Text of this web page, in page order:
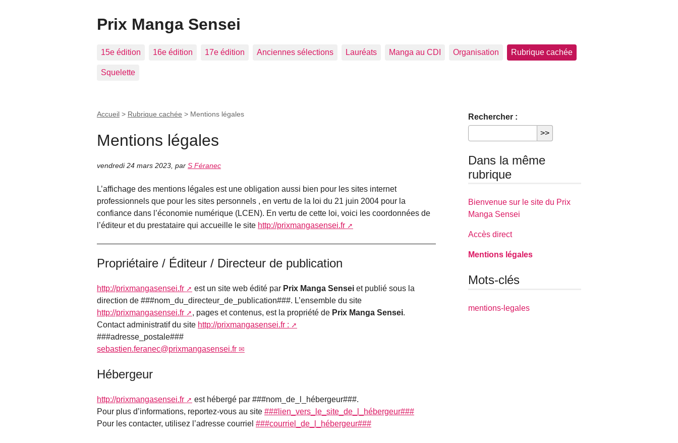
Prix Manga Sensei
15e édition 16e édition 17e édition Anciennes sélections Lauréats Manga au CDI Organisation Rubrique cachée
Squelette
Accueil > Rubrique cachée > Mentions légales
Mentions légales
vendredi 24 mars 2023 par S Féranec
L’affichage des mentions légales est une obligation aussi bien pour les sites internet
professionnels que pour les sites personnels , en vertu de la loi du 21 juin 2004 pour la
confiance dans l’économie numérique (LCEN). En vertu de cette loi, voici les coordonnées de
l’éditeur et du prestataire qui accueille le site http://prixmangasensei.fr
Propriétaire / Éditeur / Directeur de publication
http://prixmangasensei.fr est un site web édité par Prix Manga Sensei et publié sous la
direction de ###nom_du_directeur_de_publication###. L’ensemble du site
http://prixmangasensei.fr
, pages et contenus, est la propriété de Prix Manga Sensei.
Contact administratif du site http://prixmangasensei.fr :
###adresse_postale###
sebastien.feranec@prixmangasensei.fr
Hébergeur
http://prixmangasensei.fr
est hébergé par ###nom_de_l_hébergeur###.
Pour plus d’informations, reportez-vous au site ###lien_vers_le_site_de_l_hébergeur###
Pour les contacter, utilisez l’adresse courriel ###courriel_de_l_hébergeur###
Rechercher :
Dans la même
rubrique
Bienvenue sur le site du Prix
Manga Sensei
Accès direct
Mentions légales
Mots-clés
mentions-legales